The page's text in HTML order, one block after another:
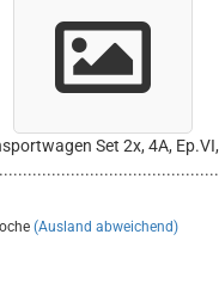
Set 2x, 4A, Ep.VI,
(Ausland abweichend)